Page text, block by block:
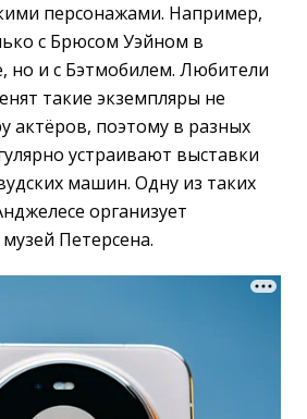
персонажами. Например,
с Брюсом Уэйном в
но и с Бэтмобилем. Любители
такие экземпляры не
актёров, поэтому в разных
устраивают выставки
машин. Одну из таких
организует
Петерсена.